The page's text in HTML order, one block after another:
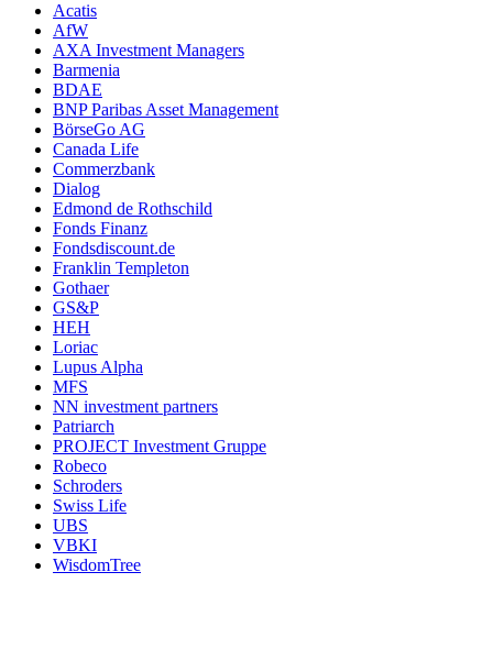
Acatis
AfW
AXA Investment Managers
Barmenia
BDAE
BNP Paribas Asset Management
BörseGo AG
Canada Life
Commerzbank
Dialog
Edmond de Rothschild
Fonds Finanz
Fondsdiscount.de
Franklin Templeton
Gothaer
GS&P
HEH
Loriac
Lupus Alpha
MFS
NN investment partners
Patriarch
PROJECT Investment Gruppe
Robeco
Schroders
Swiss Life
UBS
VBKI
WisdomTree